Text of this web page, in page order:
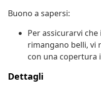
Buono a sapersi:
Per assicurarvi
rimangano belli, vi
con una copertura
Dettagli